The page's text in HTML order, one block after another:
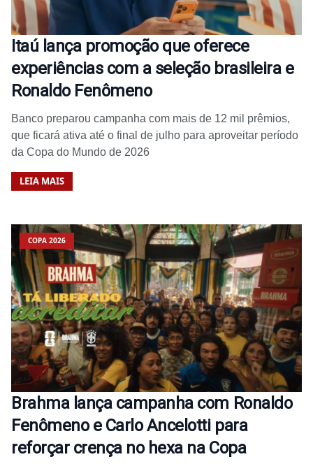
Itaú lança promoção que oferece
experiências com a seleção brasileira e
Ronaldo Fenômeno
Banco preparou campanha com mais de 12 mil prêmios,
que ficará ativa até o final de julho para aproveitar período
da Copa do Mundo de 2026
LEIA MAIS
COPA 2026
Brahma lança campanha com Ronaldo
Fenômeno e Carlo Ancelotti para
reforçar crença no hexa na Copa